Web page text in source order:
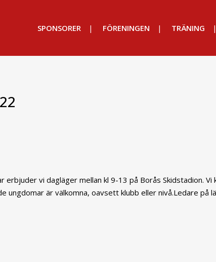
SPONSORER FÖRENINGEN TRÄNING
vi dagläger mellan kl 9-13 på Borås Skidstadion.
ungdomar är välkomna, oavsett klubb eller nivå.Ledare på